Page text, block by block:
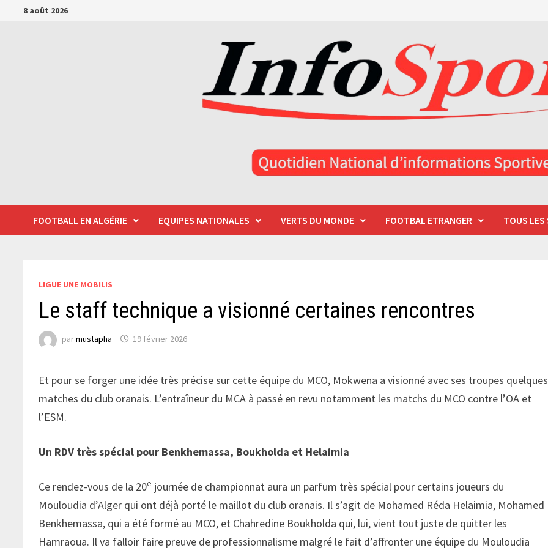
Passer8 août 2026
FOOTBALL EN ALGÉRIE EQUIPES NATIONALES VERTS DU MONDE FOOTBAL ETRANGER TOUS LES
LIGUE UNE MOBILIS
Le staff technique a visionné certaines rencontres
parmustapha 19 février 2026
Et pour se forger une idée très précise sur cette équipe du MCO, Mokwena a visionné avec ses troupes quelques
matches du club oranais. L’entraîneur du MCA à passé en revu notamment les matchs du MCO contre l’OA et
l’ESM.
Un RDV très spécial pour Benkhemassa, Boukholda et Helaimia
Ce rendez-vous de la 20e journée de championnat aura un parfum très spécial pour certains joueurs du
Mouloudia d’Alger qui ont déjà porté le maillot du club oranais. Il s’agit de Mohamed Réda Helaimia, Mohamed
Benkhemassa, qui a été formé au MCO, et Chahredine Boukholda qui, lui, vient tout juste de quitter les
Hamraoua. Il va falloir faire preuve de professionnalisme malgré le fait d’affronter une équipe du Mouloudia